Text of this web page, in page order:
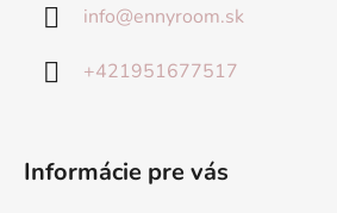
info@ennyroom.sk
+421951677517
Informácie pre vás